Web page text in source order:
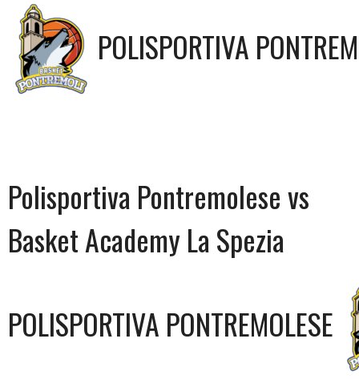
POLISPORTIVA
Polisportiva Pontremolese vs
Basket Academy La Spezia
POLISPORTIVA PONTREMOLESE